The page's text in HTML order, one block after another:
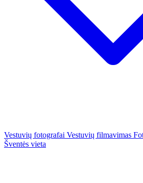
Vestuvių fotografai Vestuvių filmavimas
Šventės vieta